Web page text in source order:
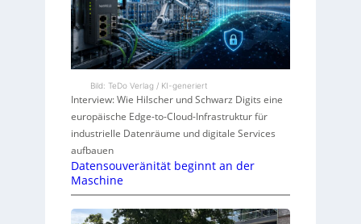
Bild: TeDo Verlag / KI-generiert
Interview: Wie Hilscher und Schwarz Digits eine
europäische Edge-to-Cloud-Infrastruktur für
industrielle Datenräume und digitale Services
aufbauen
Datensouveränität beginnt an der
Maschine